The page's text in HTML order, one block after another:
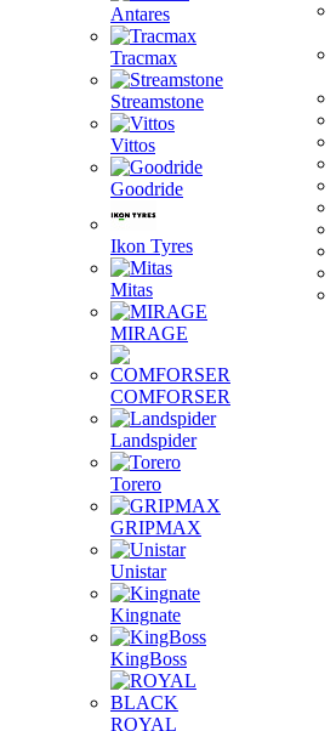
Antares
Tracmax
Streamstone
Vittos
Goodride
Ikon Tyres
Mitas
MIRAGE
COMFORSER
Landspider
Torero
GRIPMAX
Unistar
Kingnate
KingBoss
ROYAL